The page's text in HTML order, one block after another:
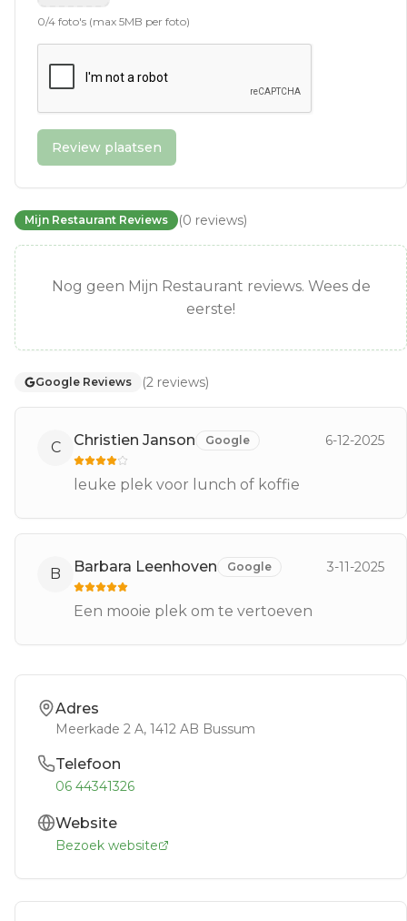
0/4 foto's (max 5MB per foto)
Review plaatsen
Mijn Restaurant Reviews (0 reviews)
Nog geen Mijn Restaurant reviews. Wees de
eerste!
Google Reviews (2 reviews)
C Christien Janson Google 6-12-2025
leuke plek voor lunch of koffie
B Barbara Leenhoven Google 3-11-2025
Een mooie plek om te vertoeven
Adres
Meerkade 2 A, 1412 AB Bussum
Telefoon
06 44341326
Website
Bezoek website